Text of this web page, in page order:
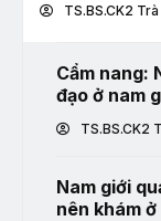
TS.BS.CK2
Cẩm nang:
đạo ở nam
TS.BS.CK2
Nam giới
nên khám